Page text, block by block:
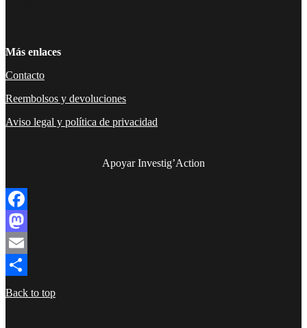
Más enlaces
Contacto
Reembolsos y devoluciones
Aviso legal y política de privacidad
Apoyar Investig’Action
Facebook
Mastodon
Email
Compartir
Back to top